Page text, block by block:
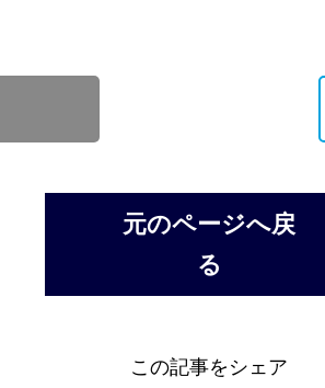
元のページへ戻
る
この記事をシェア